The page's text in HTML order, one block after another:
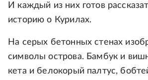
И каждый из них готов
историю о Курилах.
На серых бетонных стенах
символы острова. Бамбук и
кета и белокорый палтус,